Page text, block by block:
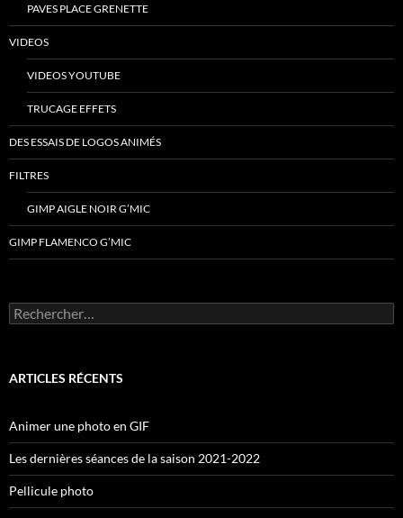
PAVES PLACE GRENETTE
VIDEOS
VIDEOS YOUTUBE
TRUCAGE EFFETS
DES ESSAIS DE LOGOS ANIMÉS
FILTRES
GIMP AIGLE NOIR G’MIC
GIMP FLAMENCO G’MIC
Rechercher :
ARTICLES RÉCENTS
Animer une photo en GIF
Les dernières séances de la saison 2021-2022
Pellicule photo